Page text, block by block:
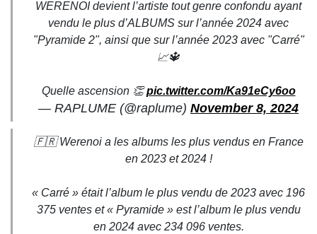
WERENOI devient l’artiste tout genre confondu ayant
vendu le plus d’ALBUMS sur l’année 2024 avec
"Pyramide 2", ainsi que sur l’année 2023 avec "Carré"
📈🔱
Quelle ascension 👏pic.twitter.com/Ka91eCy6oo
— RAPLUME (@raplume) November 8, 2024
🇫🇷 Werenoi a les albums les plus vendus en France
en 2023 et 2024 !
« Carré » était l’album le plus vendu de 2023 avec 196
375 ventes et « Pyramide » est l’album le plus vendu
en 2024 avec 234 096 ventes.